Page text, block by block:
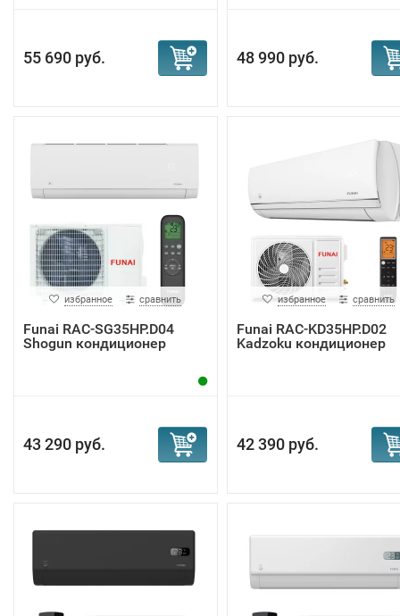
55 690 руб. 48 990 руб.
избранное сравнить
Funai RAC-SG35HP.D04
Shogun кондиционер
43 290 руб.
избранное сравнить
Funai RAC-KD35HP.D02
Kadzoku кондиционер
42 390 руб.